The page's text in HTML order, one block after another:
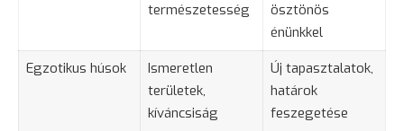
természetesség
ösztönös
énünkkel
Egzotikus húsok
Ismeretlen
területek,
kíváncsiság
Új tapasztalatok,
határok
feszegetése